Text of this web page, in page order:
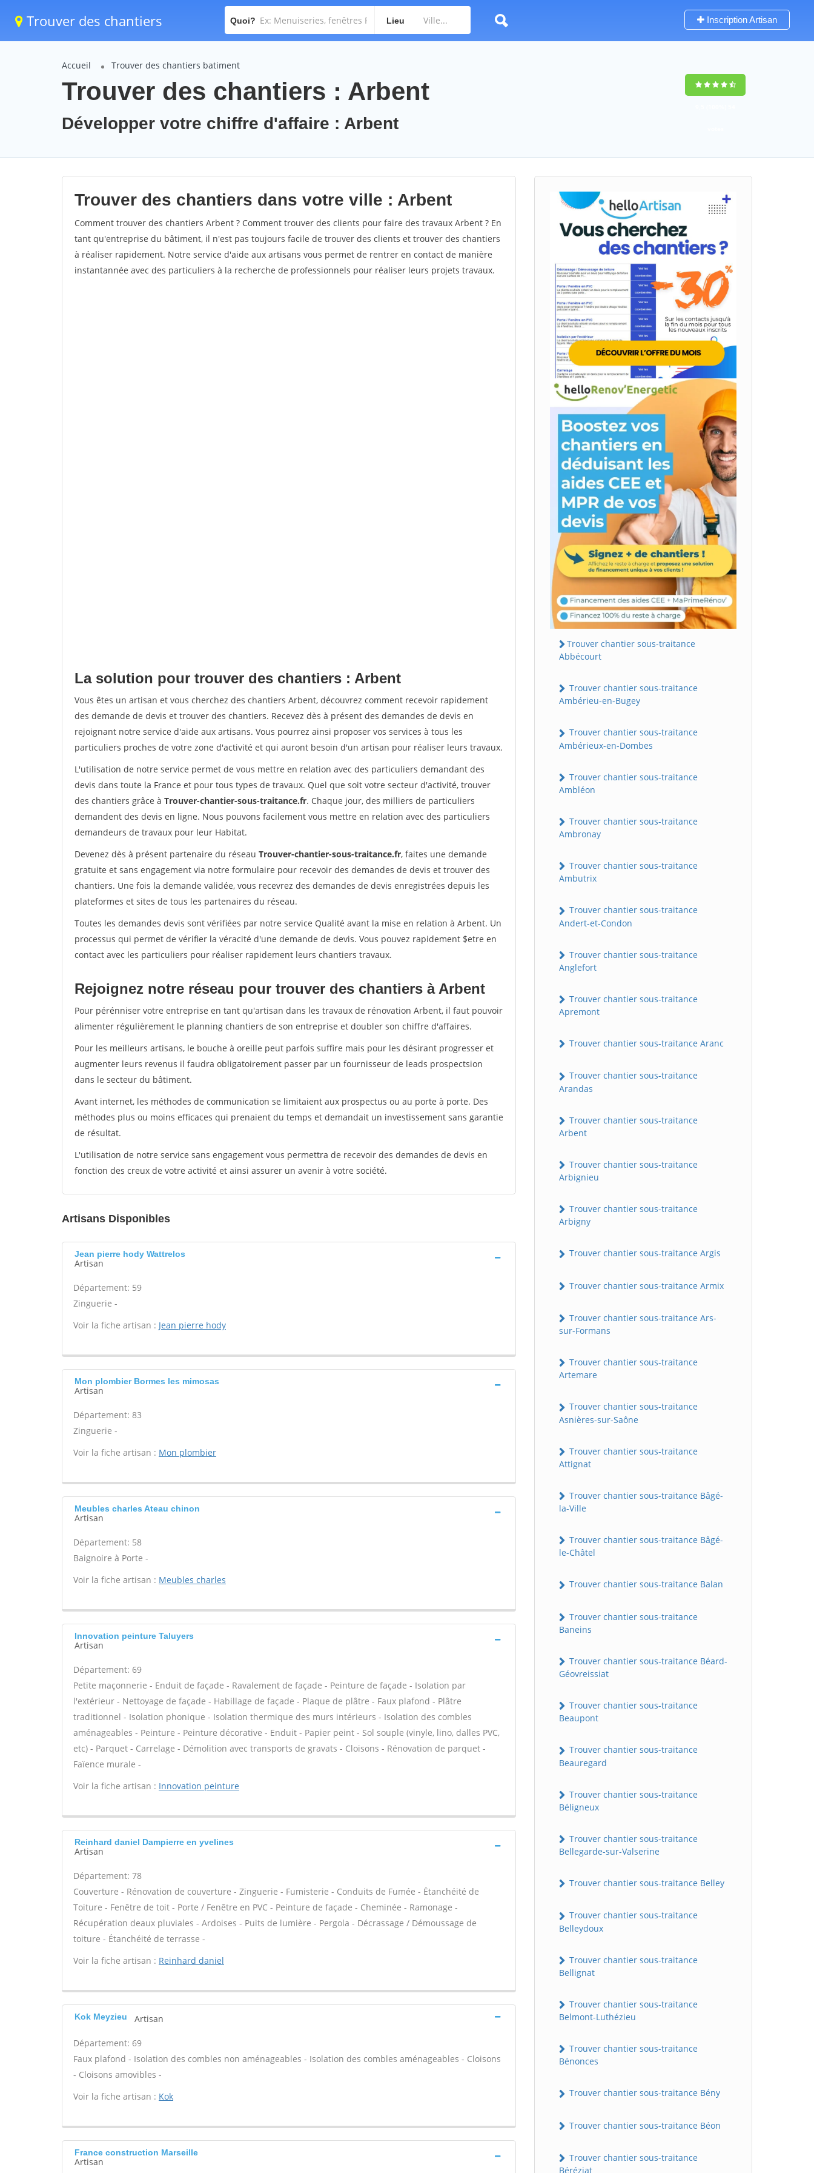
Trouver des chantiers Quoi? Lieu Inscription Artisan
Accueil Trouver des chantiers batiment
Trouver des chantiers : Arbent
Développer votre chiffre d'affaire : Arbent
Trouver des chantiers dans votre ville : Arbent
Comment trouver des chantiers Arbent ? Comment trouver des clients pour faire des travaux Arbent ? En
tant qu'entreprise du bâtiment, il n'est pas toujours facile de trouver des clients et trouver des chantiers
à réaliser rapidement. Notre service d'aide aux artisans vous permet de rentrer en contact de manière
instantannée avec des particuliers à la recherche de professionnels pour réaliser leurs projets travaux.
La solution pour trouver des chantiers : Arbent
Vous êtes un artisan et vous cherchez des chantiers Arbent, découvrez comment recevoir rapidement
des demande de devis et trouver des chantiers. Recevez dès à présent des demandes de devis en
rejoignant notre service d'aide aux artisans. Vous pourrez ainsi proposer vos services à tous les
particuliers proches de votre zone d'activité et qui auront besoin d'un artisan pour réaliser leurs travaux.
L'utilisation de notre service permet de vous mettre en relation avec des particuliers demandant des
devis dans toute la France et pour tous types de travaux. Quel que soit votre secteur d'activité, trouver
des chantiers grâce à Trouver-chantier-sous-traitance.fr. Chaque jour, des milliers de particuliers
demandent des devis en ligne. Nous pouvons facilement vous mettre en relation avec des particuliers
demandeurs de travaux pour leur Habitat.
Devenez dès à présent partenaire du réseau Trouver-chantier-sous-traitance.fr, faites une demande
gratuite et sans engagement via notre formulaire pour recevoir des demandes de devis et trouver des
chantiers. Une fois la demande validée, vous recevrez des demandes de devis enregistrées depuis les
plateformes et sites de tous les partenaires du réseau.
Toutes les demandes devis sont vérifiées par notre service Qualité avant la mise en relation à Arbent. Un
processus qui permet de vérifier la véracité d'une demande de devis. Vous pouvez rapidement $etre en
contact avec les particuliers pour réaliser rapidement leurs chantiers travaux.
Rejoignez notre réseau pour trouver des chantiers à Arbent
Pour pérénniser votre entreprise en tant qu'artisan dans les travaux de rénovation Arbent, il faut pouvoir
alimenter régulièrement le planning chantiers de son entreprise et doubler son chiffre d'affaires.
Pour les meilleurs artisans, le bouche à oreille peut parfois suffire mais pour les désirant progresser et
augmenter leurs revenus il faudra obligatoirement passer par un fournisseur de leads prospectsion
dans le secteur du bâtiment.
Avant internet, les méthodes de communication se limitaient aux prospectus ou au porte à porte. Des
méthodes plus ou moins efficaces qui prenaient du temps et demandait un investissement sans garantie
de résultat.
L'utilisation de notre service sans engagement vous permettra de recevoir des demandes de devis en
fonction des creux de votre activité et ainsi assurer un avenir à votre société.
Artisans Disponibles
Jean pierre hody Wattrelos
Artisan
Département: 59
Zinguerie -
Voir la fiche artisan : Jean pierre hody
Mon plombier Bormes les mimosas
Artisan
Département: 83
Zinguerie -
Voir la fiche artisan : Mon plombier
Meubles charles Ateau chinon
Artisan
Département: 58
Baignoire à Porte -
Voir la fiche artisan : Meubles charles
Innovation peinture Taluyers
Artisan
Département: 69
Petite maçonnerie - Enduit de façade - Ravalement de façade - Peinture de façade - Isolation par
l'extérieur - Nettoyage de façade - Habillage de façade - Plaque de plâtre - Faux plafond - Plâtre
traditionnel - Isolation phonique - Isolation thermique des murs intérieurs - Isolation des combles
aménageables - Peinture - Peinture décorative - Enduit - Papier peint - Sol souple (vinyle, lino, dalles PVC,
etc) - Parquet - Carrelage - Démolition avec transports de gravats - Cloisons - Rénovation de parquet -
Faïence murale -
Voir la fiche artisan : Innovation peinture
Reinhard daniel Dampierre en yvelines
Artisan
Département: 78
Couverture - Rénovation de couverture - Zinguerie - Fumisterie - Conduits de Fumée - Étanchéité de
Toiture - Fenêtre de toit - Porte / Fenêtre en PVC - Peinture de façade - Cheminée - Ramonage -
Récupération deaux pluviales - Ardoises - Puits de lumière - Pergola - Décrassage / Démoussage de
toiture - Étanchéité de terrasse -
Voir la fiche artisan : Reinhard daniel
Kok Meyzieu Artisan
Département: 69
Faux plafond - Isolation des combles non aménageables - Isolation des combles aménageables - Cloisons
- Cloisons amovibles -
Voir la fiche artisan : Kok
France construction Marseille
Artisan
Trouver chantier sous-traitance
Abbécourt
Trouver chantier sous-traitance
Ambérieu-en-Bugey
Trouver chantier sous-traitance
Ambérieux-en-Dombes
Trouver chantier sous-traitance
Ambléon
Trouver chantier sous-traitance
Ambronay
Trouver chantier sous-traitance
Ambutrix
Trouver chantier sous-traitance
Andert-et-Condon
Trouver chantier sous-traitance
Anglefort
Trouver chantier sous-traitance
Apremont
Trouver chantier sous-traitance Aranc
Trouver chantier sous-traitance
Arandas
Trouver chantier sous-traitance
Arbent
Trouver chantier sous-traitance
Arbignieu
Trouver chantier sous-traitance
Arbigny
Trouver chantier sous-traitance Argis
Trouver chantier sous-traitance Armix
Trouver chantier sous-traitance Ars-
sur-Formans
Trouver chantier sous-traitance
Artemare
Trouver chantier sous-traitance
Asnières-sur-Saône
Trouver chantier sous-traitance
Attignat
Trouver chantier sous-traitance Bâgé-
la-Ville
Trouver chantier sous-traitance Bâgé-
le-Châtel
Trouver chantier sous-traitance Balan
Trouver chantier sous-traitance
Baneins
Trouver chantier sous-traitance Béard-
Géovreissiat
Trouver chantier sous-traitance
Beaupont
Trouver chantier sous-traitance
Beauregard
Trouver chantier sous-traitance
Béligneux
Trouver chantier sous-traitance
Bellegarde-sur-Valserine
Trouver chantier sous-traitance Belley
Trouver chantier sous-traitance
Belleydoux
Trouver chantier sous-traitance
Bellignat
Trouver chantier sous-traitance
Belmont-Luthézieu
Trouver chantier sous-traitance
Bénonces
Trouver chantier sous-traitance Bény
Trouver chantier sous-traitance Béon
Trouver chantier sous-traitance
Béréziat